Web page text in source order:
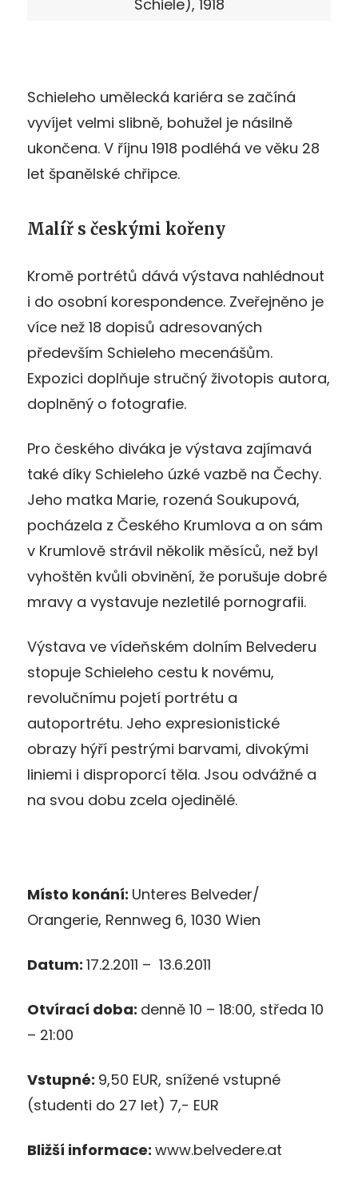
Schiele), 1918
Schieleho umělecká kariéra se začíná
vyvíjet velmi slibně, bohužel je násilně
ukončena. V říjnu 1918 podléhá ve věku 28
let španělské chřipce.
Malíř s českými kořeny
Kromě portrétů dává výstava nahlédnout
i do osobní korespondence. Zveřejněno je
více než 18 dopisů adresovaných
především Schieleho mecenášům.
Expozici doplňuje stručný životopis autora,
doplněný o fotografie.
Pro českého diváka je výstava zajímavá
také díky Schieleho úzké vazbě na Čechy.
Jeho matka Marie, rozená Soukupová,
pocházela z Českého Krumlova a on sám
v Krumlově strávil několik měsíců, než byl
vyhoštěn kvůli obvinění, že porušuje dobré
mravy a vystavuje nezletilé pornografii.
Výstava ve vídeňském dolním Belvederu
stopuje Schieleho cestu k novému,
revolučnímu pojetí portrétu a
autoportrétu. Jeho expresionistické
obrazy hýří pestrými barvami, divokými
liniemi i disproporcí těla. Jsou odvážné a
na svou dobu zcela ojedinělé.
Místo konání: Unteres Belveder/
Orangerie, Rennweg 6, 1030 Wien
Datum: 17.2.2011 – 13.6.2011
Otvírací doba: denně 10 – 18:00, středa 10
– 21:00
Vstupné: 9,50 EUR, snížené vstupné
(studenti do 27 let) 7,- EUR
Bližší informace: www.belvedere.at